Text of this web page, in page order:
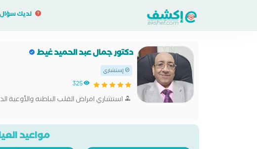
لديك
دكتور جمال عبد الحميد غيط
إستشاري
325
استشاري امراض القلب الباطنه
مواعيد